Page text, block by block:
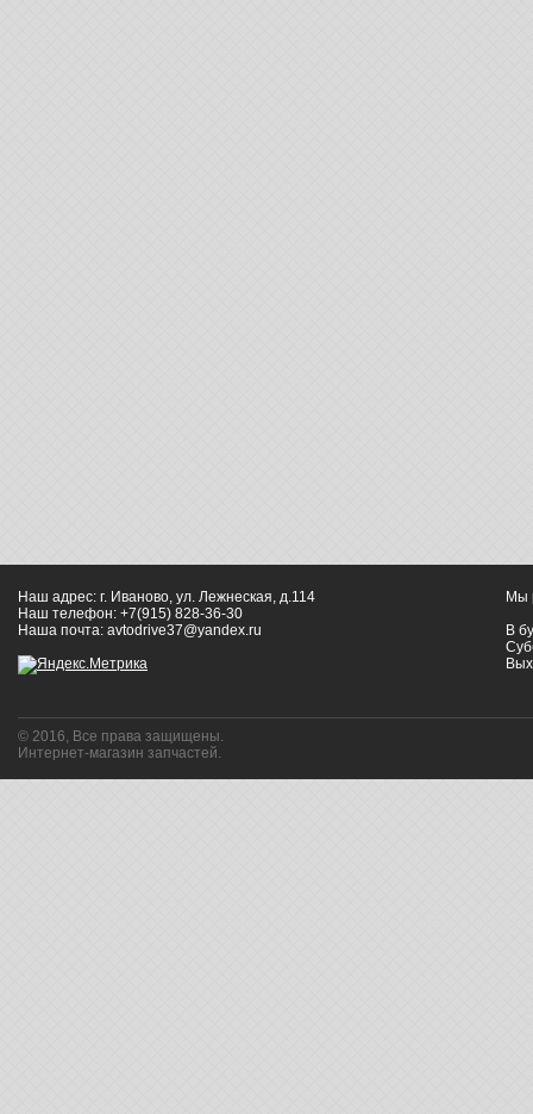
Наш адрес: г. Иваново, ул. Лежнеская, д.114
Наш телефон: +7(915) 828-36-30
Наша почта: avtodrive37@yandex.ru
Мы
В
© 2016, Все права защищены.
Интернет-магазин запчастей.